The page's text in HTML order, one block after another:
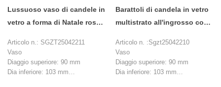
Lussuoso vaso di candele in
vetro a forma di Natale rosso
Articolo n.: SGZT25042211
Vaso
Diaggio superiore: 90 mm
Dia inferiore: 103 mm
Barattoli di candela in vetro
multistrato all'ingrosso con
Articolo n. :Sgzt25042210
Vaso
Diaggio superiore: 90 mm
Dia inferiore: 103 mm